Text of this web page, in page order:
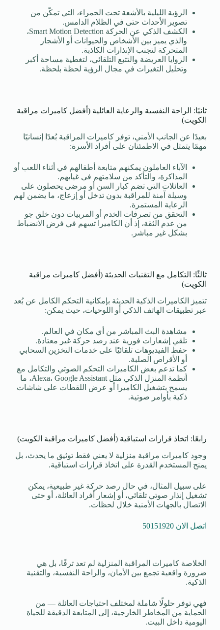
الرؤية الليلية بالأشعة تحت الحمراء، التي تمكّن من
تصوير الأحداث حتى في الظلام الدامس.
الكشف الذكي عن الحركة Smart Motion Detection،
والذي يميز بين الأشخاص والحيوانات أو الأشجار
المتحركة لتجنب الإنذارات الكاذبة.
الزوايا العريضة والتتبع التلقائي، لتغطية مساحة أكبر
وتحليل التغيرات في مجال الرؤية لحظة بلحظة.
ثانيًا: الراحة النفسية والرعاية العائلية (أفضل كاميرات مراقبة
الكويت)
بعيدًا عن الجانب الأمني، توفر كاميرات المراقبة بُعدًا إنسانيًا
مهمًا يتمثل في الاطمئنان على أفراد الأسرة:
الآباء العاملون يمكنهم متابعة أطفالهم في أثناء اللعب أو
المذاكرة، والتأكد من سلامتهم في غيابهم.
العائلات التي تضم كبار السن أو مرضى يحصلون على
وسيلة آمنة للمراقبة بدون تدخل أو إزعاج، ما يضمن لهم
الرعاية المستمرة.
التحقق من تصرفات الخدم أو المربيات دون خلق جو
من عدم الثقة، إذ أن الكاميرا تسهم في فرض الانضباط
بشكل غير مباشر.
ثالثًا: التكامل مع التقنيات الحديثة (أفضل كاميرات مراقبة
الكويت)
تتميز الكاميرات الذكية الحديثة بإمكانية التحكم الكامل عن بُعد
عبر تطبيقات الهاتف الذكي أو اللوحيات، حيث يمكن:
مشاهدة البث المباشر من أي مكان في العالم.
تلقي إشعارات فورية عند رصد حركة غير معتادة.
حفظ الفيديوهات تلقائيًا على خدمات التخزين السحابي
أو الأقراص الصلبة.
كما تدعم بعض الكاميرات التحكم الصوتي والتكامل مع
أنظمة المنزل الذكي مثل Alexa، Google Assistant، ما
يسمح بتشغيل الكاميرا أو عرض اللقطات على شاشات
ذكية بأوامر صوتية.
رابعًا: اتخاذ قرارات استباقية (أفضل كاميرات مراقبة الكويت)
وجود كاميرات مراقبة منزلية لا يعني فقط توثيق ما يحدث، بل
يمنح المستخدم القدرة على اتخاذ قرارات استباقية.
على سبيل المثال، في حال رصد حركة غير طبيعية، يمكن
تشغيل إنذار صوتي تلقائي، أو إشعار أفراد العائلة، أو حتى
الاتصال بالجهات الأمنية خلال لحظات.
اتصل الان 50151920
الخلاصة كاميرات المراقبة المنزلية لم تعد ترفًا، بل هي
ضرورة واقعية تجمع بين الأمان، والراحة النفسية، والتقنية
الذكية.
فهي توفر حلولًا شاملة لمختلف احتياجات العائلة — من
الحماية من المخاطر الخارجية، إلى المتابعة الدقيقة للحياة
اليومية داخل البيت.